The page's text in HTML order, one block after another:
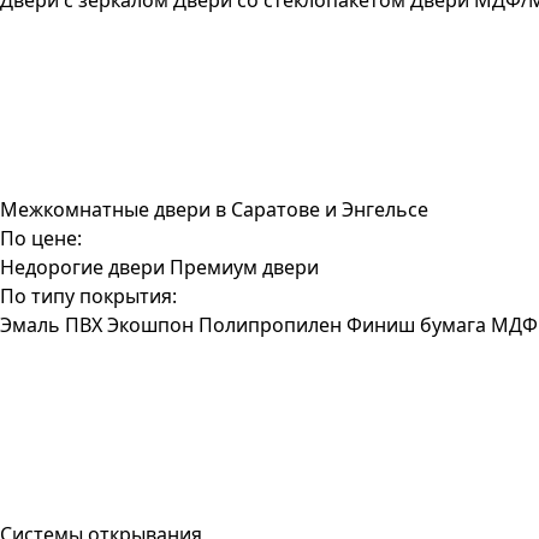
Межкомнатные двери в Саратове и Энгельсе
По цене:
Недорогие двери Премиум двери
По типу покрытия:
Эмаль ПВХЭкошпон Полипропилен Финиш бумага МДФ